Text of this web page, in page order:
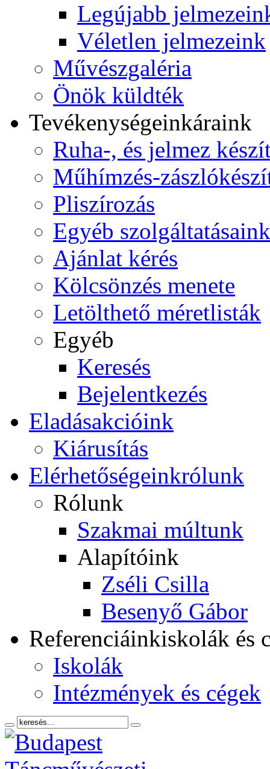
Legújabb
Véletlen jelmezeink
Művészgaléria
Önök küldték
Tevékenységeinkáraink
Ruha-, és jelmez
Műhímzés-
Pliszírozás
Egyéb szolgáltatásaink
Ajánlat kérés
Kölcsönzés menete
Letölthető méretlisták
Egyéb
Keresés
Bejelentkezés
Eladásakcióink
Kiárusítás
Elérhetőségeinkrólunk
Rólunk
Szakmai múltunk
Alapítóink
Zséli Csilla
Besenyő Gábor
Referenciáinkiskolák és
Iskolák
Intézmények és cégek